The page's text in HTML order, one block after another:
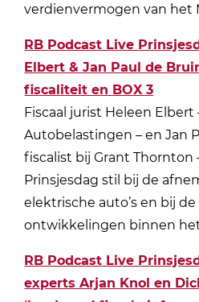
verdienvermogen van het
RB Podcast Live
Elbert & Jan Paul de
fiscaliteit en BOX 3
Fiscaal jurist Heleen Elbert
Autobelastingen – en Jan
fiscalist bij Grant Thornton
Prinsjesdag stil bij de
elektrische auto’s en bij
ontwikkelingen binnen het
RB Podcast Live
experts Arjan Knol en